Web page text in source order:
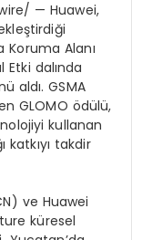
— Huawei,
Alanı
Etki dalında
aldı. GSMA
GLOMO ödülü,
kullanan
katkıyı takdir
ve Huawei
küresel